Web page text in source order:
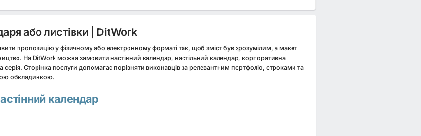
або листівки | DitWork
пропозицію у фізичному або електронному форматі так, щоб зміст був зрозумілим, а макет
На DitWork можна замовити настінний календар, настільний календар, корпоративна
серія. Сторінка послуги допомагає порівняти виконавців за релевантним портфоліо, строками та
обкладинкою.
календар